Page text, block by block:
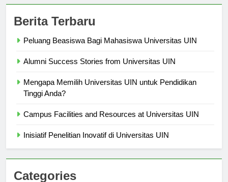
Berita Terbaru
Peluang Beasiswa Bagi Mahasiswa Universitas UIN
Alumni Success Stories from Universitas UIN
Mengapa Memilih Universitas UIN untuk Pendidikan
Tinggi Anda?
Campus Facilities and Resources at Universitas UIN
Inisiatif Penelitian Inovatif di Universitas UIN
Categories